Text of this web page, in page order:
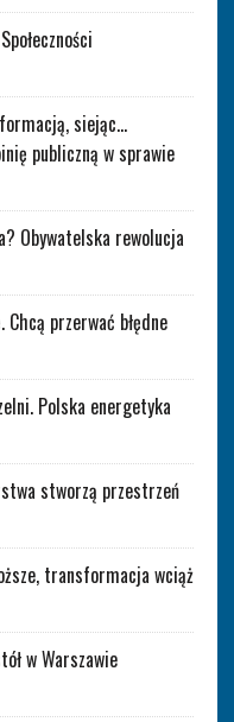
siejąc…
publiczną w sprawie
Obywatelska rewolucja
przerwać błędne
Polska energetyka
stworzą przestrzeń
transformacja wciąż
w Warszawie